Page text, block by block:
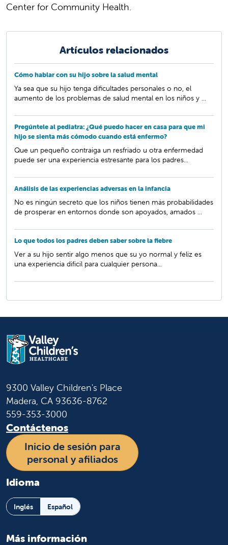
Center for Community Health.
Artículos relacionados
Cómo hablar con su hijo sobre la salud mental
Ya sea que su hijo tenga dificultades personales o no, el
aumento de los problemas de salud mental en los niños y ...
Pregúntele al pediatra: ¿Qué puedo hacer en casa para que mi
hijo se sienta más cómodo cuando está enfermo?
Que un pequeño contraiga un resfriado u otra enfermedad
puede ser una experiencia estresante para los padres...
Análisis de las experiencias adversas en la infancia
No es ningún secreto que los niños tienen más probabilidades
de prosperar en entornos donde son apoyados, amados ...
Lo que todos los padres deben saber sobre la fiebre
Ver a su hijo sentir algo menos que su yo normal y feliz es
una experiencia difícil para cualquier persona...
9300 Valley Children's Place
Madera, CA 93636-8762
559-353-3000
Contáctenos
Inicio de sesión para
personal y afiliados
Idioma
Inglés Español
Más información